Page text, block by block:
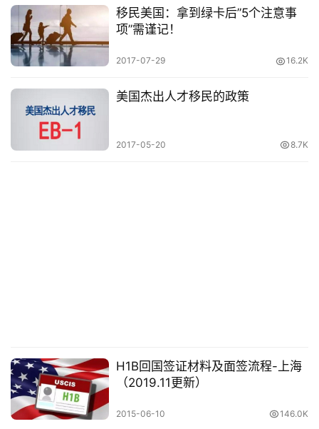
态
碎
碎
登录
移民美国：拿到绿卡后”5个注意事
项”需谨记！
2017-07-29 16.2K
美国杰出人才移民的政策
2017-05-20 8.7K
H1B回国签证材料及面签流程-上海
（2019.11更新）
2015-06-10 146.0K